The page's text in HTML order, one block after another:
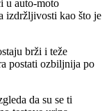
u auto-moto
izdržljivosti kao što je
brži i teže
postati ozbiljnija po
da su se ti